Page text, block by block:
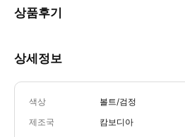
상품후기
상세정보
색상 볼트/검정
제조국 캄보디아